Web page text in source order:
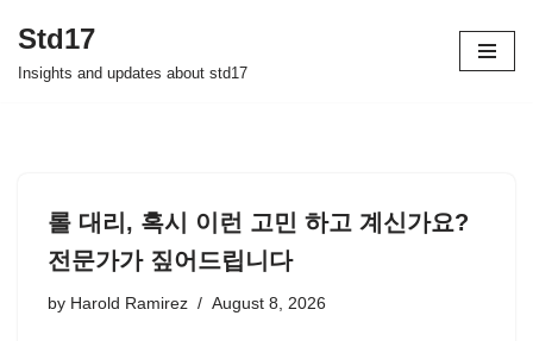
Skip
Std17
Insights and updates about std17
롤 대리, 혹시 이런 고민 하고 계신가요?
전문가가 짚어드립니다
by Harold Ramirez August 8, 2026